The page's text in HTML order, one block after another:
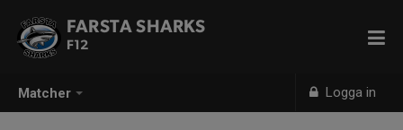
Matcher Logga in
FARSTA SHARKS
F12